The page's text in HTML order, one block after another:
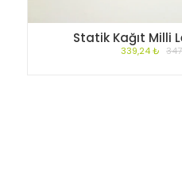
Statik Kağıt Milli
339,24 ₺